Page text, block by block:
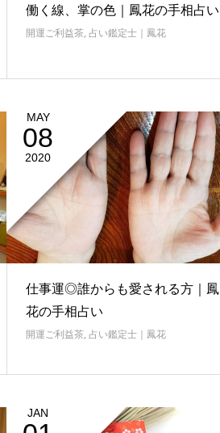
働く線、掌の色｜鳳花の手相占い
開運ご利益茶, 占い鑑定士｜鳳花
MAY
08
2020
仕事運◎誰からも愛される方｜鳳
花の手相占い
開運ご利益茶, 占い鑑定士｜鳳花
JAN